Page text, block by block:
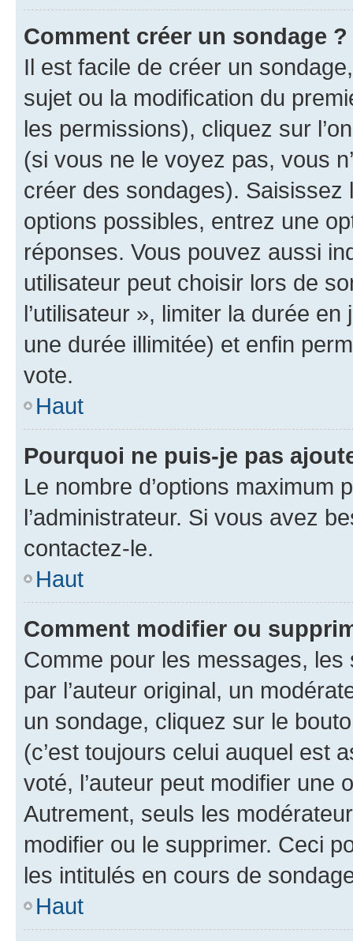
Comment créer un sondage ?
Il est facile de créer un
sujet ou la modification du
les permissions), cliquez sur
(si vous ne le voyez pas, vous
créer des sondages).
options possibles, entrez une
réponses. Vous pouvez aussi
utilisateur peut choisir lors de
l’utilisateur », limiter la durée
une durée illimitée) et enfin
vote.
Haut
Pourquoi ne puis-je pas
Le nombre d’options maximum
l’administrateur. Si vous avez
contactez-le.
Haut
Comment modifier ou
Comme pour les messages,
par l’auteur original, un
un sondage, cliquez sur le
(c’est toujours celui auquel est
voté, l’auteur peut modifier une
Autrement, seuls les
modifier ou le supprimer. Ceci
les intitulés en cours de
Haut